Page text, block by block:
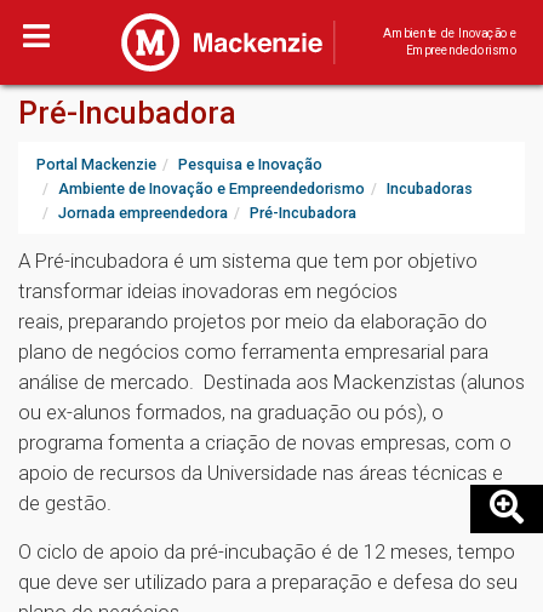
Ambiente de Inovação e
Empreendedorismo
Pré-Incubadora
Portal Mackenzie
Pesquisa e Inovação
Ambiente de Inovação e Empreendedorismo
Incubadoras
Jornada empreendedora
Pré-Incubadora
A Pré-incubadora é um sistema que tem por objetivo
transformar ideias inovadoras em negócios
reais, preparando projetos por meio da elaboração do
plano de negócios como ferramenta empresarial para
análise de mercado. Destinada aos Mackenzistas (alunos
ou ex-alunos formados, na graduação ou pós), o
programa fomenta a criação de novas empresas, com o
apoio de recursos da Universidade nas áreas técnicas e
de gestão.
O ciclo de apoio da pré-incubação é de 12 meses, tempo
que deve ser utilizado para a preparação e defesa do seu